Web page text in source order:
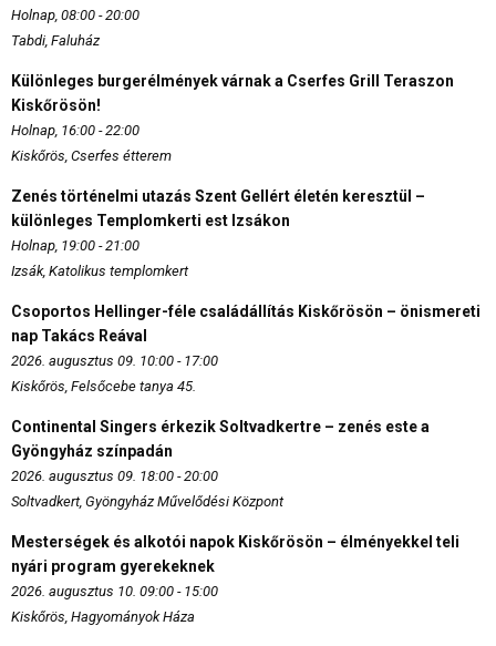
Holnap, 08:00 - 20:00
Tabdi, Faluház
Különleges burgerélmények várnak a Cserfes Grill Teraszon
Kiskőrösön!
Holnap, 16:00 - 22:00
Kiskőrös, Cserfes étterem
Zenés történelmi utazás Szent Gellért életén keresztül –
különleges Templomkerti est Izsákon
Holnap, 19:00 - 21:00
Izsák, Katolikus templomkert
Csoportos Hellinger-féle családállítás Kiskőrösön – önismereti
nap Takács Reával
2026. augusztus 09. 10:00 - 17:00
Kiskőrös, Felsőcebe tanya 45.
Continental Singers érkezik Soltvadkertre – zenés este a
Gyöngyház színpadán
2026. augusztus 09. 18:00 - 20:00
Soltvadkert, Gyöngyház Művelődési Központ
Mesterségek és alkotói napok Kiskőrösön – élményekkel teli
nyári program gyerekeknek
2026. augusztus 10. 09:00 - 15:00
Kiskőrös, Hagyományok Háza